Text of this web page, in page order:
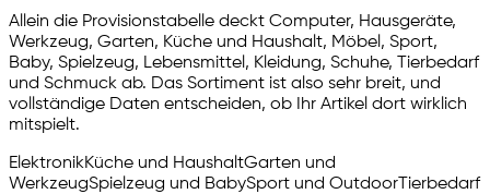
Allein die Provisionstabelle deckt Computer, Hausgeräte,
Werkzeug, Garten, Küche und Haushalt, Möbel, Sport,
Baby, Spielzeug, Lebensmittel, Kleidung, Schuhe, Tierbedarf
und Schmuck ab. Das Sortiment ist also sehr breit, und
vollständige Daten entscheiden, ob Ihr Artikel dort wirklich
mitspielt.
ElektronikKüche und HaushaltGarten und
WerkzeugSpielzeug und BabySport und Outdoor Tierbedarf